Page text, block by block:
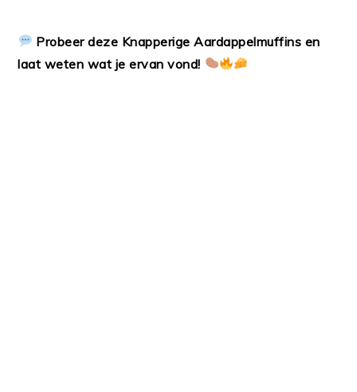
Probeer deze Knapperige Aardappelmuffins en
laat weten wat je ervan vond!